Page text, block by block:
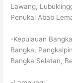
Lawang,
Penukal Abab
-Kepulauan
Bangka,
Bangka Selatan,